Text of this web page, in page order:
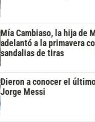
Mía Cambiaso, la hija de
adelantó a la primavera
sandalias de tiras
Dieron a conocer el
Jorge Messi